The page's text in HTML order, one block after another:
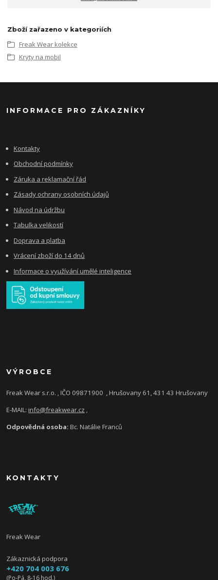
Zboží zařazeno v kategoriích
Freak Wear kolekce
Kryty na mobil
INFORMACE PRO ZÁKAZNÍKY
Kontakty
Obchodní podmínky
Záruka a reklamační řád
Zásady ochrany osobních údajů
Návod na údržbu
Tabulka velikostí
Doprava a platba
Vrácení zboží do 14 dnů
Informace o využívání umělé inteligence
VÝROBCE
Freak Wear s.r.o. , IČO 09871900 , Hrušovany 61, 431 43 Hrušovany
E-MAIL:info@freakwear.cz ,
Odpovědná osoba:Bc. Natálie Franců
KONTAKTY
Freak Wear
Zákaznická podpora
+420 704 003 676
(Po-Pá, 8-16 hod.)